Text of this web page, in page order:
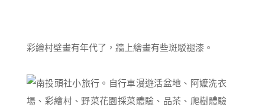
彩繪村壁畫有年代了，牆上繪畫有些斑駁褪漆。